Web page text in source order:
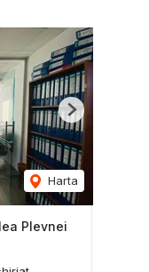
Harta
Next
Plevnei